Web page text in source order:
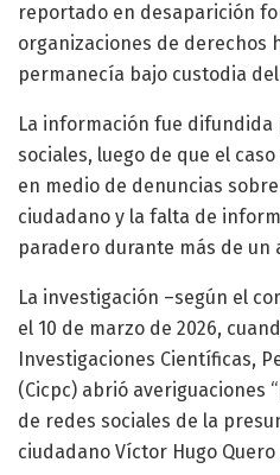
reportado en desaparición
organizaciones de derechos
permanecía bajo custodia
La información fue
sociales, luego de que el
en medio de denuncias
ciudadano y la falta de
paradero durante más de un
La investigación –según el
el 10 de marzo de 2026,
Investigaciones Científicas,
(Cicpc) abrió averiguaciones
de redes sociales de la
ciudadano Víctor Hugo Quero